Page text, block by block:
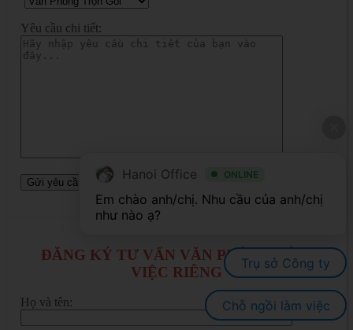
Yêu cầu chi tiết:
ĐĂNG KÝ TƯ VẤN VĂN PHÒNG LÀM
VIỆC RIÊNG
Họ và tên:
Hanoi Office ONLINE
Em chào anh/chị. Nhu cầu của anh/chị
Trụ sở Công ty
Chỗ ngồi làm việc